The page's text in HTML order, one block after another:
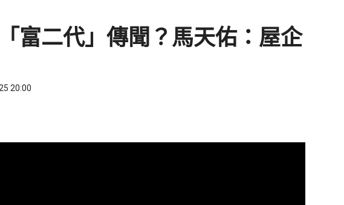
富二代」傳聞？馬天佑：屋企
20:00